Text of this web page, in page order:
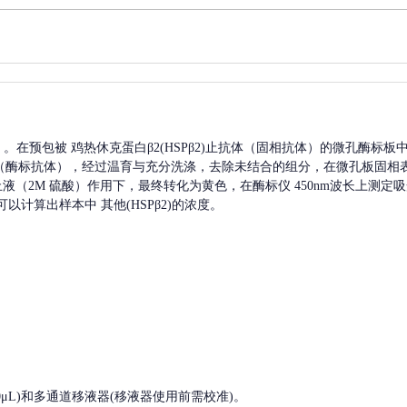
在预包被 鸡热休克蛋白β2(HSPβ2)止抗体（固相抗体）的微孔酶标板
酶标抗体），经过温育与充分洗涤，去除未结合的组分，在微孔板固相
（2M 硫酸）作用下，最终转化为黄色，在酶标仪 450nm波长上测定
以计算出样本中 其他(HSPβ2)的浓度。
和多通道移液器(移液器使用前需校准)。